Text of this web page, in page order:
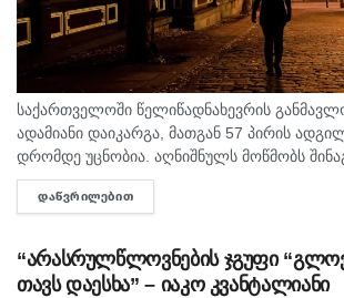
საქართველოში წელიწადნახევრის
ადამიანი დაიკარგა, მათგან 57 პირის
დრომდე უცნობია. აღნიშნულს მოწმობს
სამინისტროს მიერ გამოქვეყნებული 2025
წლის 6 თვის სტატისტიკური მონაცემები.
ᲓᲐᲬᲕᲠᲘᲚᲔᲑᲘᲗ
“არასრულწლოვნების ჯგუფი
თავს დაესხა” – იაკო კვანტალიანი